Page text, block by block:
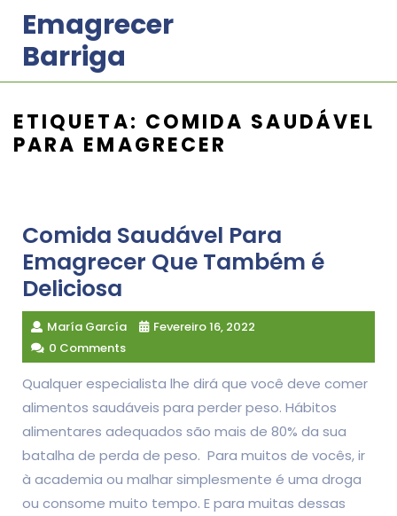
content
Emagrecer
Barriga
ETIQUETA: COMIDA SAUDÁVEL
PARA EMAGRECER
Comida Saudável Para
Emagrecer Que Também é
Deliciosa
María García
Fevereiro 16, 2022
0 Comments
Qualquer especialista lhe dirá que você deve comer
alimentos saudáveis para perder peso. Hábitos
alimentares adequados são mais de 80% da sua
batalha de perda de peso. Para muitos de vocês, ir
à academia ou malhar simplesmente é uma droga
ou consome muito tempo. E para muitas dessas